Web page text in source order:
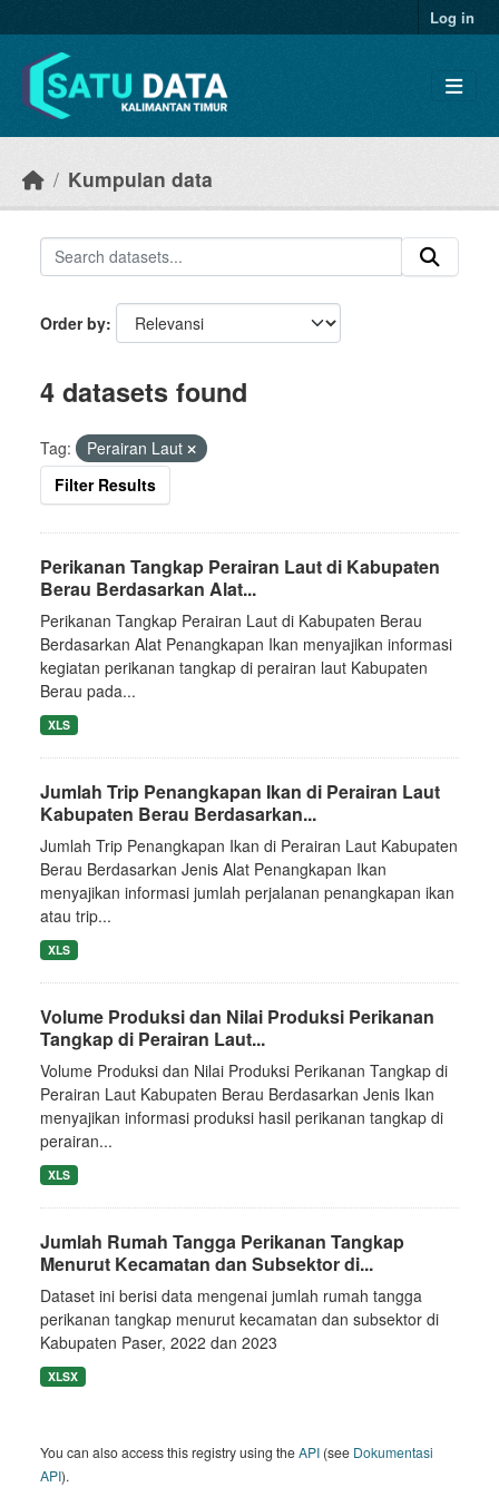
Log in
Kumpulan data
Order by
4 datasets found
Tag:
Perairan Laut
Filter Results
Perikanan Tangkap Perairan Laut di Kabupaten
Berau Berdasarkan Alat...
Perikanan Tangkap Perairan Laut di Kabupaten Berau
Berdasarkan Alat Penangkapan Ikan menyajikan informasi
kegiatan perikanan tangkap di perairan laut Kabupaten
Berau pada...
XLS
Jumlah Trip Penangkapan Ikan di Perairan Laut
Kabupaten Berau Berdasarkan...
Jumlah Trip Penangkapan Ikan di Perairan Laut Kabupaten
Berau Berdasarkan Jenis Alat Penangkapan Ikan
menyajikan informasi jumlah perjalanan penangkapan ikan
atau trip...
XLS
Volume Produksi dan Nilai Produksi Perikanan
Tangkap di Perairan Laut...
Volume Produksi dan Nilai Produksi Perikanan Tangkap di
Perairan Laut Kabupaten Berau Berdasarkan Jenis Ikan
menyajikan informasi produksi hasil perikanan tangkap di
perairan...
XLS
Jumlah Rumah Tangga Perikanan Tangkap
Menurut Kecamatan dan Subsektor di...
Dataset ini berisi data mengenai jumlah rumah tangga
perikanan tangkap menurut kecamatan dan subsektor di
Kabupaten Paser, 2022 dan 2023
XLSX
You can also access this registry using theAPI (see Dokumentasi
API).